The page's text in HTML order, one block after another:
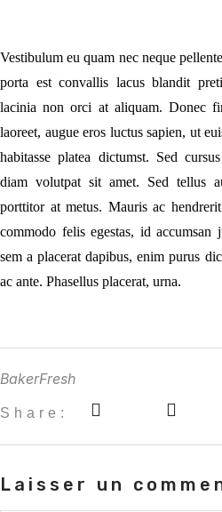
Vestibulum eu quam nec neque
porta est convallis lacus blandit
lacinia non orci at aliquam. Donec
laoreet, augue eros luctus sapien, ut
habitasse platea dictumst. Sed
diam volutpat sit amet. Sed tellus
porttitor at metus. Mauris ac
commodo felis egestas, id accumsan
sem a placerat dapibus, enim purus
ac ante. Phasellus placerat, urna.
BakerFresh
Share:
Laisser un